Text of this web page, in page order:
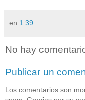
en 1:39
No hay
Publicar un
Los comentarios son